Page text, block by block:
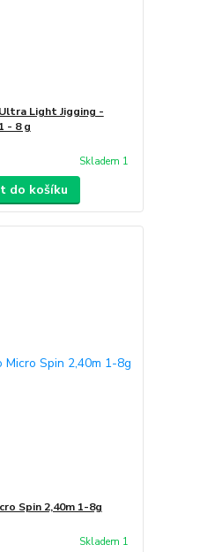
Light Jigging -
- 8 g
Skladem 1
do košíku
Spin 2,40m 1-8g
Skladem 1